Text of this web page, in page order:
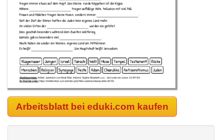
Arbeitsblatt bei eduki.com kaufen